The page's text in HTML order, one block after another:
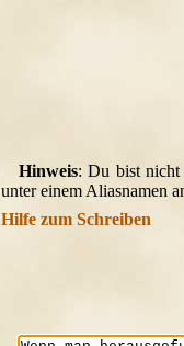
Hinweis: Du bist nicht
unter einem Aliasnamen
Hilfe zum Schreiben